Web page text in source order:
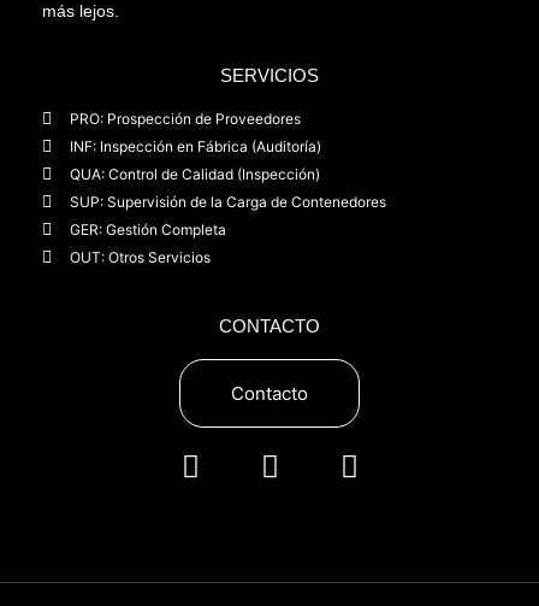
más lejos.
SERVICIOS
PRO: Prospección de Proveedores
INF: Inspección en Fábrica (Auditoría)
QUA: Control de Calidad (Inspección)
SUP: Supervisión de la Carga de Contenedores
GER: Gestión Completa
OUT: Otros Servicios
CONTACTO
Contacto